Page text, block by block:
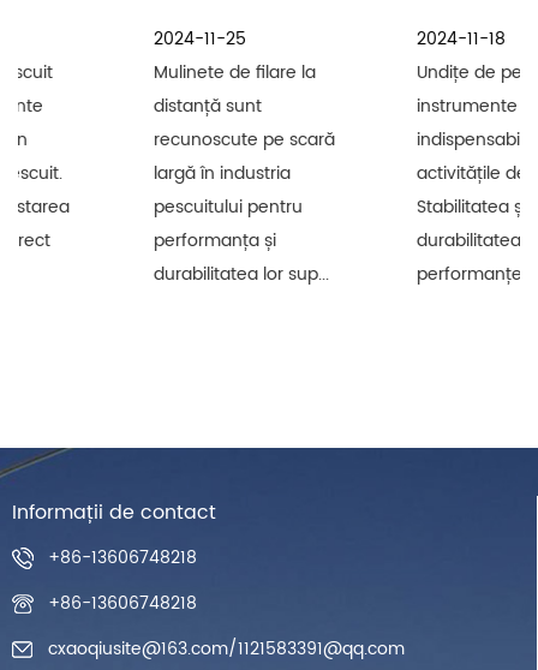
Mulinete de filare la
distanță sunt
recunoscute pe scară
largă în industria
pescuitului pentru
performanța și
durabilitatea lor sup...
Undițe de pescuit sunt
indispensabile pentru
activitățile de pescuit.
Stabilitatea și
performanței lor af...
Informații de contact
+86-13606748218
+86-13606748218
cxaoqiusite@163.com/1121583391@qq.com